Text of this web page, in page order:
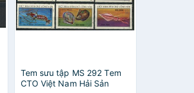
Tem sưu tập MS 292 Tem
CTO Việt Nam Hải Sản